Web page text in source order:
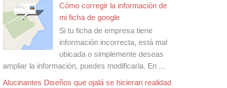
Cómo corregir la información de
mi ficha de google
Si tu ficha de empresa tiene
información incorrecta, está mal
ubicada o simplemente deseas
ampliar la información, puedes modificarla. En ...
Alucinantes Diseños que ojalá se hicieran realidad